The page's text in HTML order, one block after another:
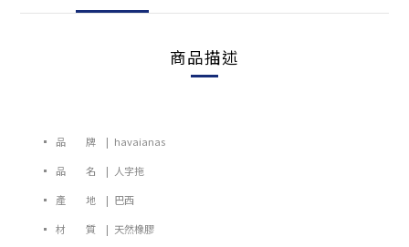
商品描述
▪ 品 牌 | havaianas
▪ 品 名 | 人字拖
▪ 產 地 | 巴西
▪ 材 質 | 天然橡膠